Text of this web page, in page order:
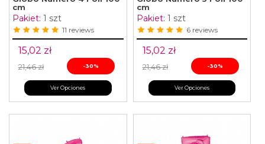
cm
Pakiet: 1 szt
11 reviews
15,02 zł
21,46 zł -30%
Ver Opciones
cm
Pakiet: 1 szt
6 reviews
15,02 zł
21,46 zł -30%
Ver Opciones